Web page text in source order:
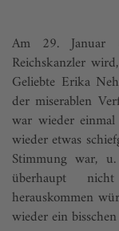
Am 29. Januar
Reichskanzler
Geliebte Erika
der miserablen
war wieder
wieder etwas
Stimmung war,
überhaupt
herauskommen
wieder ein